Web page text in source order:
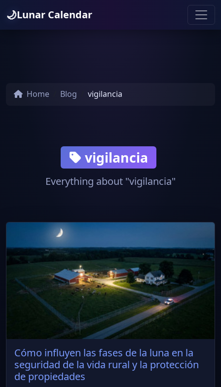
🌙Lunar Calendar
Home Blog vigilancia
vigilancia
Everything about "vigilancia"
Cómo influyen las fases de la luna en la
seguridad de la vida rural y la protección
de propiedades